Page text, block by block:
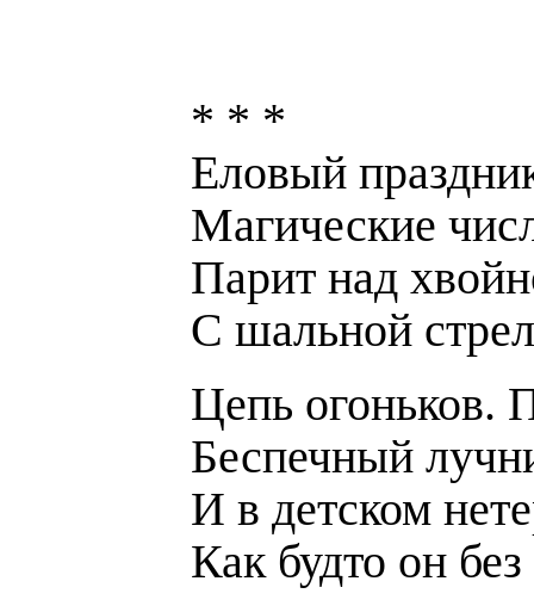
* * *
Еловый
Магические
Парит над
С шальной
Цепь огоньков.
Беспечный
И в детском
Как будто он